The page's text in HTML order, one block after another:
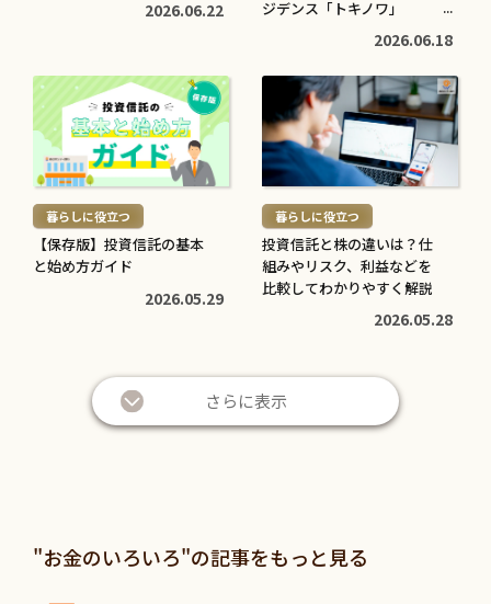
高校生でも口座開設でき
2026.05.12
住宅ローン中に転職しても
意点・対処法を解説
2026.04.20
2026.06.22
ジデンス「トキノワ」
2026.06.18
続
き
を
読
む
> 暮らしに役立つ
【保存版】投資信託の基本
と始め方ガイド
2026.05.29
き
を
読
む
> 暮らしに役立つ
投資信託と株の違いは？仕
組みやリスク、利益などを
比較してわかりやすく解説
2026.05.28
さらに表示
"お金のいろいろ"の記事をもっと見る